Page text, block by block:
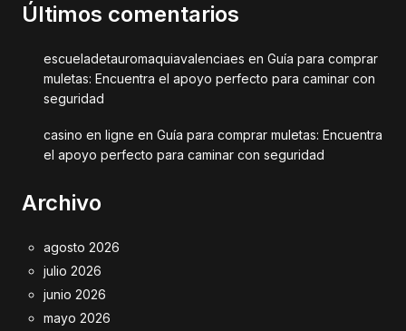
Últimos comentarios
escueladetauromaquiavalenciaes en Guía para comprar
muletas: Encuentra el apoyo perfecto para caminar con
seguridad
casino en ligne en Guía para comprar muletas: Encuentra
el apoyo perfecto para caminar con seguridad
Archivo
agosto 2026
julio 2026
junio 2026
mayo 2026